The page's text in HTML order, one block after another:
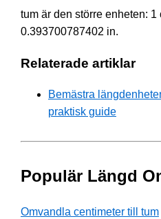
tum är den större enheten:
0.393700787402 in.
Relaterade artiklar
Bemästra
praktisk guide
Populär Längd
Omvandla centimeter till tum